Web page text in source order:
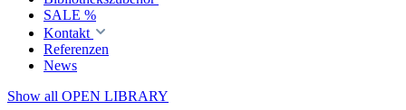
SALE %
Kontakt
Referenzen
News
Show all OPEN LIBRARY